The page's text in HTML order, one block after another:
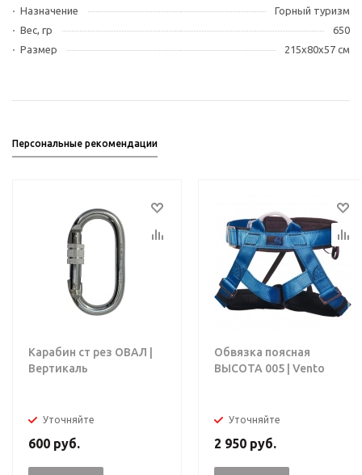
Назначение
Горный туризм
Вес, гр
650
Размер
215x80x57 см
Персональные рекомендации
Карабин ст рез ОВАЛ |
Вертикаль
Уточняйте
600 руб.
Обвязка поясная
ВЫСОТА 005 | Vento
Уточняйте
2 950 руб.